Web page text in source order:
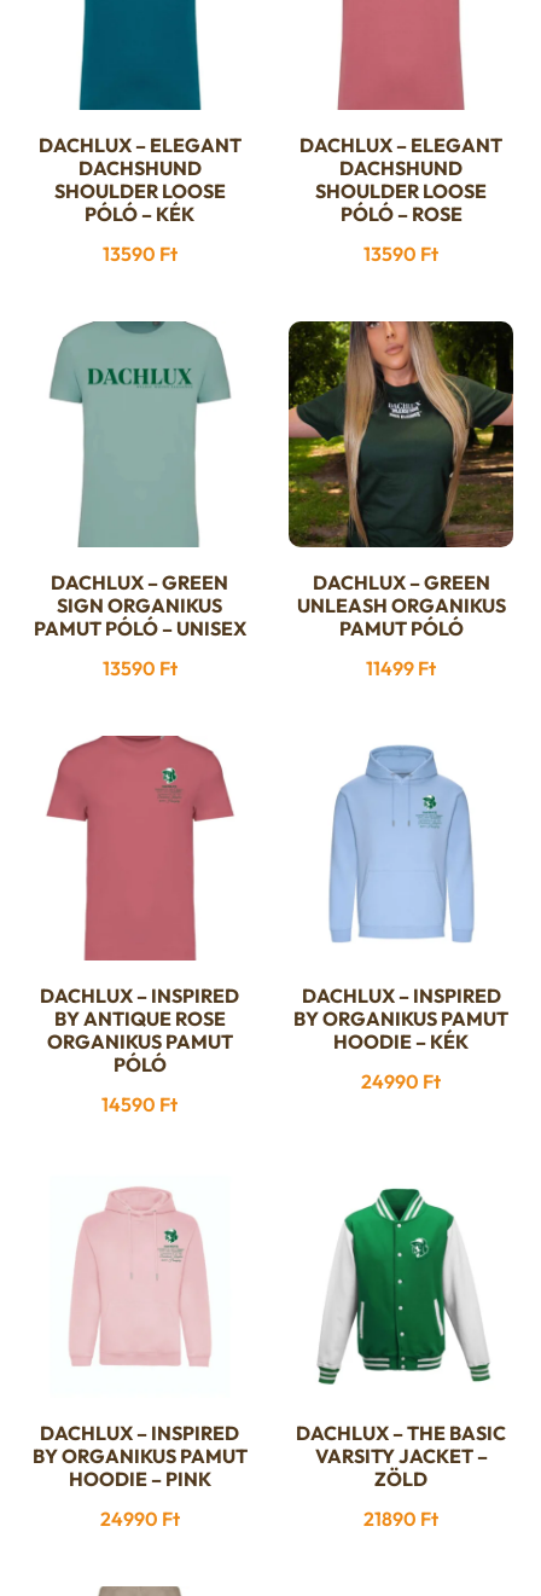
választhatók
Ennek
a
terméknek
több
változatok
DACHLUX – ELEGANT
DACHSHUND
SHOULDER LOOSE
PÓLÓ – KÉK
13590 Ft
Ennek
a
terméknek
több
A
változatok
a
termékoldalon
választhatók
DACHLUX – ELEGANT
DACHSHUND
SHOULDER LOOSE
PÓLÓ – ROSE
13590 Ft
Ennek
a
több
van.
változatok
választhatók
DACHLUX – GREEN
SIGN ORGANIKUS
PAMUT PÓLÓ – UNISEX
13590 Ft
Ennek
a
több
van.
A
változatok
termékoldalon
választhatók
ki
DACHLUX – GREEN
UNLEASH ORGANIKUS
PAMUT PÓLÓ
11499 Ft
Ennek
a
terméknek
több
A
változatok
termékoldalon
választhatók
DACHLUX – INSPIRED
BY ANTIQUE ROSE
ORGANIKUS PAMUT
PÓLÓ
14590 Ft
Ennek
a
több
A
változatok
a
termékoldalon
választhatók
ki
DACHLUX – INSPIRED
BY ORGANIKUS PAMUT
HOODIE – KÉK
24990 Ft
Ennek
a
több
DACHLUX – INSPIRED
BY ORGANIKUS PAMUT
HOODIE – PINK
24990 Ft
Ennek
a
több
DACHLUX – THE BASIC
VARSITY JACKET –
ZÖLD
21890 Ft